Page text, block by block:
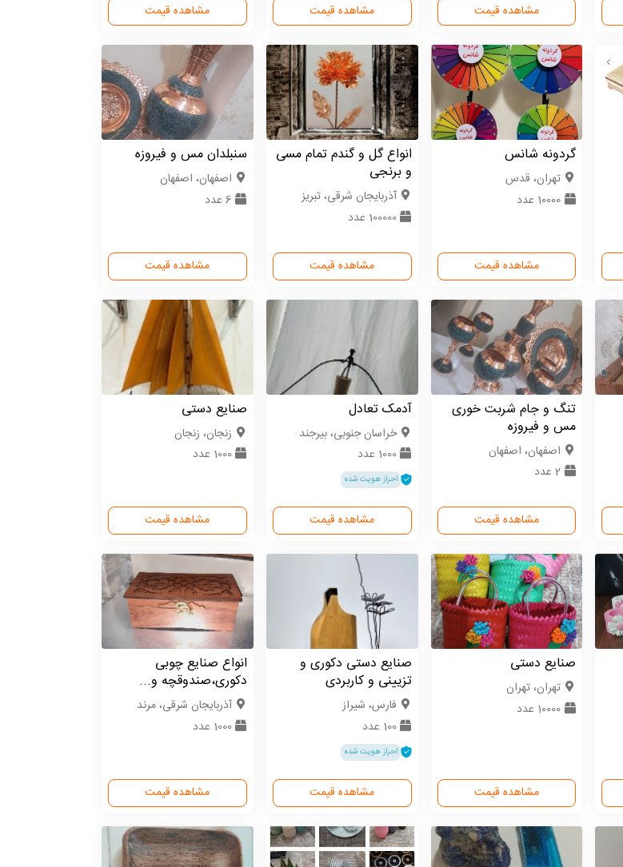
مشاهده قیمت مشاهده قیمت مشاهده قیمت
گردونه شانس
تهران، قدس
10000 عدد
مشاهده قیمت
انواع گل و گندم تمام مسی
و برنجی
آذربایجان شرقی، تبریز
100000 عدد
مشاهده قیمت
سنبلدان مس و فیروزه
اصفهان، اصفهان
6 عدد
مشاهده قیمت
تنگ و جام شربت خوری
مس و فیروزه
اصفهان، اصفهان
2 عدد
مشاهده قیمت
آدمک تعادل
خراسان جنوبی، بیرجند
1000 عدد
احراز هویت شده
مشاهده قیمت
صنایع دستی
زنجان، زنجان
1000 عدد
مشاهده قیمت
صنایع دستی
تهران، تهران
10000 عدد
مشاهده قیمت
صنایع دستی دکوری و
تزیینی و کاربردی
فارس، شیراز
100 عدد
احراز هویت شده
مشاهده قیمت
انواع صنایع چوبی
دکوری،صندوقچه و...
آذربایجان شرقی، مرند
1000 عدد
مشاهده قیمت